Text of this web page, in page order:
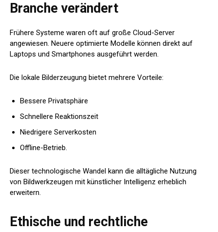
Branche verändert
Frühere Systeme waren oft auf große Cloud-Server
angewiesen. Neuere optimierte Modelle können direkt auf
Laptops und Smartphones ausgeführt werden.
Die lokale Bilderzeugung bietet mehrere Vorteile:
Bessere Privatsphäre
Schnellere Reaktionszeit
Niedrigere Serverkosten
Offline-Betrieb.
Dieser technologische Wandel kann die alltägliche Nutzung
von Bildwerkzeugen mit künstlicher Intelligenz erheblich
erweitern.
Ethische und rechtliche